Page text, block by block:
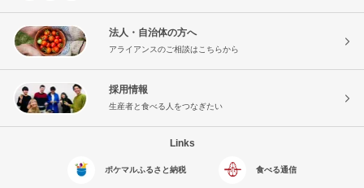
法人・自治体の方へ
アライアンスのご相談はこちらから
採用情報
生産者と食べる人をつなぎたい
Links
ポケマルふるさと納税 食べる通信